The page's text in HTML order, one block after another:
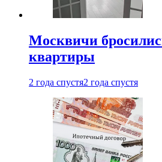
Москвичи
квартиры
2 года спустя2 года спустя